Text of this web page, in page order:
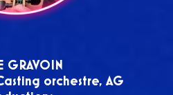
GRAVOIN
orchestre, AG